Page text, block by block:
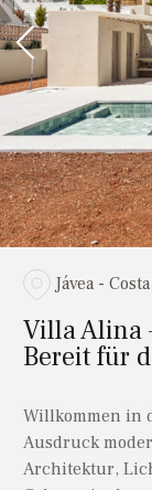
Jávea -
Villa Alina
Bereit für
Willkommen in
Ausdruck
Architektur,